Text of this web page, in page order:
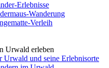
Erlebnisse
Wanderung
Verleih
Urwald erleben
Urwald und seine Erlebnisorte